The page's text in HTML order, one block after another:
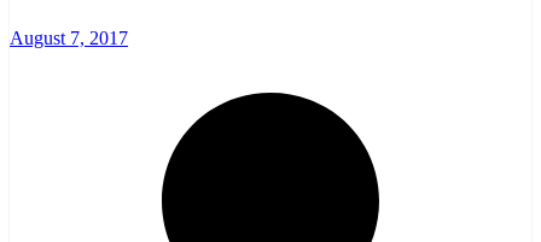
August 7, 2017